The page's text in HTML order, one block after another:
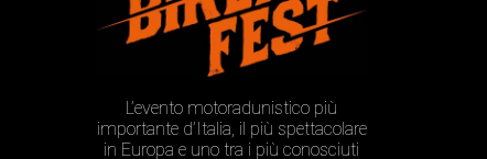
L’evento motoradunistico più
importante d’Italia, il più spettacolare
in Europa e uno tra i più conosciuti